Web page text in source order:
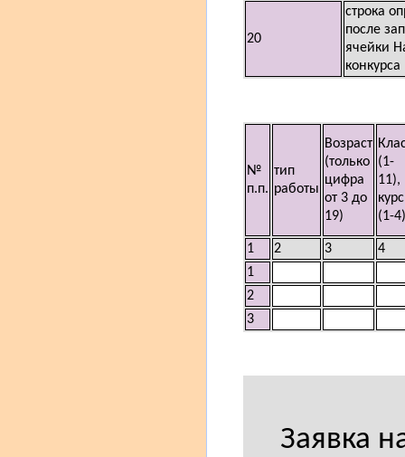
20
строка
после
ячейки
конкурса
№
п.п.
тип
работы
Возраст
(только
цифра
от 3 до
19)
(1-
11),
курс
(1-4)
1 2 3
4
1
2
3
Заявка